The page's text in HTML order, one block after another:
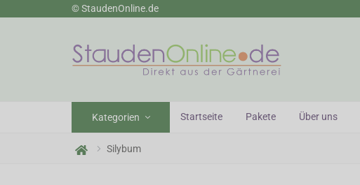
© StaudenOnline.de
Kategorien Startseite Pakete Über uns
Silybum